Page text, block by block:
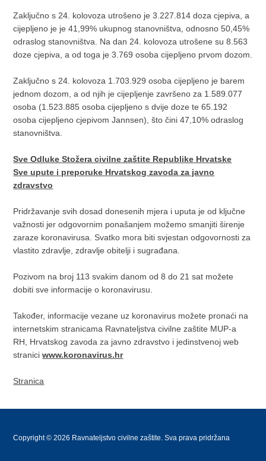
Zaključno s 24. kolovoza utrošeno je 3.227.814 doza cjepiva, a
cijepljeno je je 41,99% ukupnog stanovništva, odnosno 50,45%
odraslog stanovništva. Na dan 24. kolovoza utrošene su 8.563
doze cjepiva, a od toga je 3.769 osoba cijepljeno prvom dozom.
Zaključno s 24. kolovoza 1.703.929 osoba cijepljeno je barem
jednom dozom, a od njih je cijepljenje završeno za 1.589.077
osoba (1.523.885 osoba cijepljeno s dvije doze te 65.192
osoba cijepljeno cjepivom Jannsen), što čini 47,10% odraslog
stanovništva.
Sve Odluke Stožera civilne zaštite Republike Hrvatske
Sve upute i preporuke Hrvatskog zavoda za javno
zdravstvo
Pridržavanje svih dosad donesenih mjera i uputa je od ključne
važnosti jer odgovornim ponašanjem možemo smanjiti širenje
zaraze koronavirusa. Svatko mora biti svjestan odgovornosti za
vlastito zdravlje, zdravlje obitelji i sugrađana.
Pozivom na broj 113 svakim danom od 8 do 21 sat možete
dobiti sve informacije o koronavirusu.
Također, informacije vezane uz koronavirus možete pronaći na
internetskim stranicama Ravnateljstva civilne zaštite MUP-a
RH, Hrvatskog zavoda za javno zdravstvo i jedinstvenoj web
straniciwww.koronavirus.hr
Stranica
Copyright © 2026 Ravnateljstvo civilne zaštite. Sva prava pridržana